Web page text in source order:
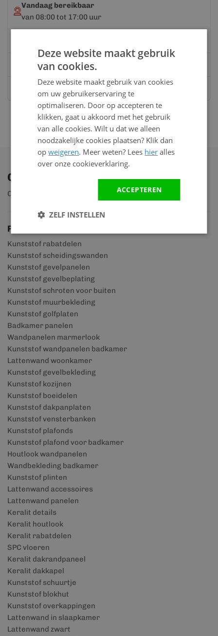
Vandaag bereikbaar
van 08:00 tot 17:00 uur
Mailinfo@kunststofbouwmateriaal.nl
Stuur ons een bericht opWhatsapp
Ontdek ons assortiment
Ontdek ruim 2.000 producten
Productgroepen
Kunststof rabatdelen
Kunststof scheidingswanden
Kunststof gevelpanelen
Kunststof gevelbeplating
Kunststof schroten voor buiten
Kunststof muurbekleding
Kunststof golfplaten
Badkamer panelen
Wandpanelen marmerlook
Kunststof wandpanelen badkamer
Lattenwand woonkamer
Kunststof gevelbekleding
Kunststof kozijnen
Kunststof boeidelen
Kunststof dakpanplaten
Kunststof vensterbanken
Kunststof plafonds
Kunststof plafond voor badkamer
Houtlook wandpanelen
Wandbekleding badkamer
Kunststof plinten
Lattenwand accessoires
Lattenwand panelen
Keralit details
Keralit houtlook
Keralit rabatdelen
SPC vloeren
Keralit dakrandpaneel
Keralit dakkapel
Kunststof schuurtje
Kunststof blokhut
Kunststof overkappingen
Lattenwand in slaapkamer
Lattenwand zwart
Deze website maakt gebruik
van cookies.
Deze website maakt gebruik van cookies
om uw gebruikerservaring te
optimaliseren. Door op accepteren te
klikken, gaat u akkoord met het gebruik
van alle cookies. Wilt u dat we alleen
noodzakelijke cookies plaatsen? Klik dan
opweigeren. Meer weten? Lees hier alles
over onze cookieverklaring.
ACCEPTEREN
ZELF INSTELLEN